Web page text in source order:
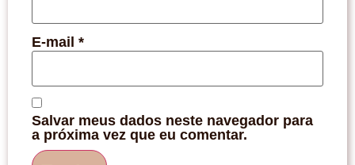
E-mail *
Salvar meus dados neste navegador para
a próxima vez que eu comentar.